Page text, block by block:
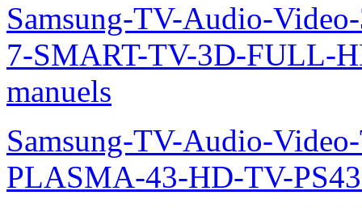
Samsung-TV-Audio-
7-SMART-TV-3D-FULL-
manuels
Samsung-TV-Audio-
PLASMA-43-HD-TV-